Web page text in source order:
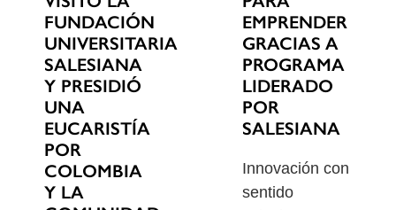
FUNDACIÓN
UNIVERSITARIA
SALESIANA
Y PRESIDIÓ
UNA
EUCARISTÍA
POR
COLOMBIA
Y LA
EMPRENDER
GRACIAS A
PROGRAMA
LIDERADO
POR
SALESIANA
Innovación con
sentido